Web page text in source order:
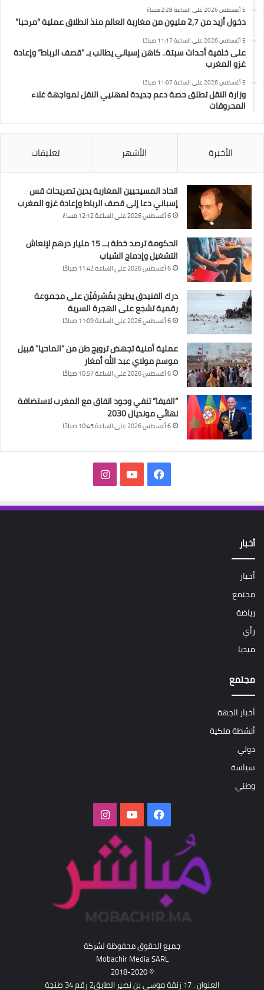
5 أغسطس 2026 على الساعة 2:28 مساءً
دخول أزيد من 2,7 مليون من مغاربة العالم منذ انطلاق عملية “مرحبا”
5 أغسطس 2026 على الساعة 11:17 صباحًا
على خلفية أحداث سبتة.. كاهن إسباني يطالب بـ “قصف الرباط” وإعادة
غزو المغرب
5 أغسطس 2026 على الساعة 11:07 صباحًا
وزارة النقل تطلق حصة دعم جديدة لمهنيي النقل لمواجهة غلاء
المحروقات
الأخيرة الأشهر تعليقات
اتحاد المسيحيين المغاربة يدين تصريحات قس
إسباني دعا إلى قصف الرباط وإعادة غزو المغرب
6 أغسطس 2026 على الساعة 12:12 مساءً
الحكومة ترصد خطة بــ 15 مليار درهم لإنعاش
التشغيل وإدماج الشباب
6 أغسطس 2026 على الساعة 11:42 صباحًا
درك الفنيدق يطيح بمُشرفَيْن على مجموعة
رقمية تشجع على الهجرة السرية
6 أغسطس 2026 على الساعة 11:09 صباحًا
عملية أمنية تجهض ترويج طن من “الماحيا” قبيل
موسم مولاي عبد الله أمغار
6 أغسطس 2026 على الساعة 10:57 صباحًا
“الفيفا” تنفي وجود اتفاق مع المغرب لاستضافة
نهائي مونديال 2030
6 أغسطس 2026 على الساعة 10:45 صباحًا
فيسبوك‫YouTubeانستقرام
أخبار
أخبار
مجتمع
رياضة
رأي
ميديا
مجتمع
أخبار الجهة
أنشطة ملكية
دولي
سياسة
وطني
فيسبوك‫YouTubeانستقرام
جميع الحقوق محفوظة لشركة
Mobachir Media SARL
© 2018-2020
العنوان : 17 زنقة موسى بن نصير الطابق2 رقم 34 طنجة